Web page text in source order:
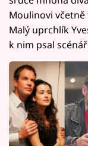
Moulinovi
Malý uprchlík
k nim psal